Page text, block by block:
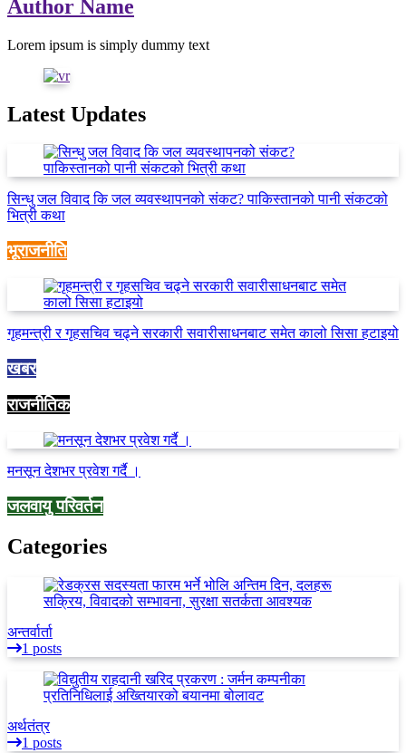
Author Name
Lorem ipsum is simply dummy text
Latest Updates
सिन्धु जल विवाद कि जल व्यवस्थापनको संकट? पाकिस्तानको पानी संकटको
भित्री कथा
भूराजनीति
गृहमन्त्री र गृहसचिव चढ्ने सरकारी सवारीसाधनबाट समेत कालो सिसा हटाइयो
खबर
राजनीतिक
मनसून देशभर प्रवेश गर्दै ।
जलवायु परिवर्तन
Categories
अन्तर्वार्ता
1 posts
अर्थतंत्र
1 posts